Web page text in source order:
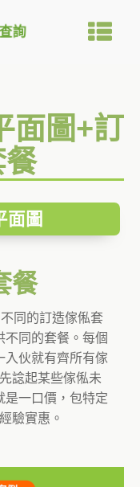
詢
面圖+訂
面圖
餐
同的訂造傢俬套
同的套餐。每個
入伙就有齊所有傢
諗起某些傢俬未
是一口價，包特定
驗實惠。